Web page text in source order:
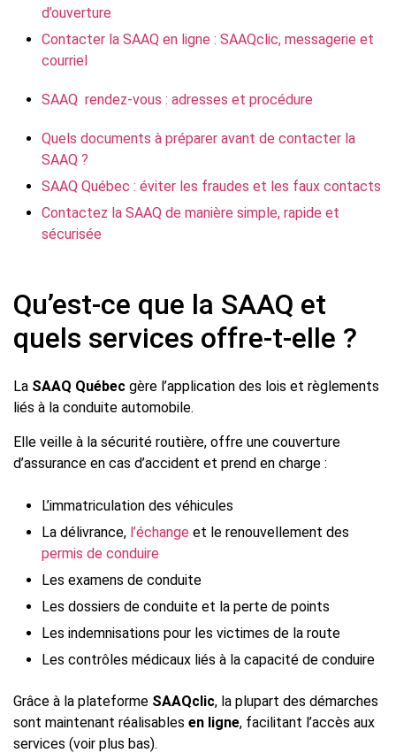
d’ouverture
Contacter la SAAQ en ligne : SAAQclic, messagerie et
courriel
SAAQ rendez-vous : adresses et procédure
Quels documents à préparer avant de contacter la
SAAQ ?
SAAQ Québec : éviter les fraudes et les faux contacts
Contactez la SAAQ de manière simple, rapide et
sécurisée
Qu’est-ce que la SAAQ et
quels services offre-t-elle ?
La SAAQ Québec gère l’application des lois et règlements
liés à la conduite automobile.
Elle veille à la sécurité routière, offre une couverture
d’assurance en cas d’accident et prend en charge :
L’immatriculation des véhicules
La délivrance, l’échange et le renouvellement des
permis de conduire
Les examens de conduite
Les dossiers de conduite et la perte de points
Les indemnisations pour les victimes de la route
Les contrôles médicaux liés à la capacité de conduire
Grâce à la plateforme SAAQclic, la plupart des démarches
sont maintenant réalisables en ligne, facilitant l’accès aux
services (voir plus bas).